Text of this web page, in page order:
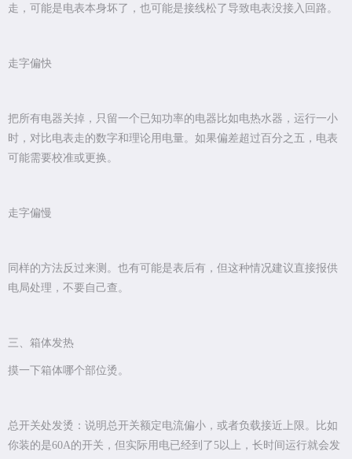
走，可能是电表本身坏了，也可能是接线松了导致电表没接入回路。
走字偏快
把所有电器关掉，只留一个已知功率的电器比如电热水器，运行一小
时，对比电表走的数字和理论用电量。如果偏差超过百分之五，电表
可能需要校准或更换。
走字偏慢
同样的方法反过来测。也有可能是表后有，但这种情况建议直接报供
电局处理，不要自己查。
三、箱体发热
摸一下箱体哪个部位烫。
总开关处发烫：说明总开关额定电流偏小，或者负载接近上限。比如
你装的是60A的开关，但实际用电已经到了5以上，长时间运行就会发